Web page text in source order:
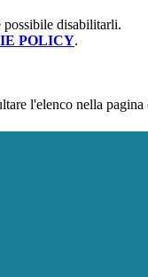
possibile disabilitarli.
POLICY.
l'elenco nella